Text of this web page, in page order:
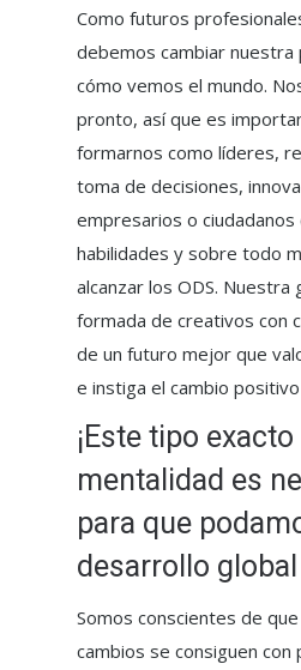
Como futuros
debemos cambiar
cómo vemos el mundo.
pronto, así que es
formarnos como líderes,
toma de decisiones,
empresarios o ciudadanos
habilidades y sobre todo
alcanzar los ODS. Nuestra
formada de creativos con
de un futuro mejor que
e instiga el cambio
¡Este tipo exacto
mentalidad es
para que
desarrollo
Somos conscientes de
cambios se consiguen con